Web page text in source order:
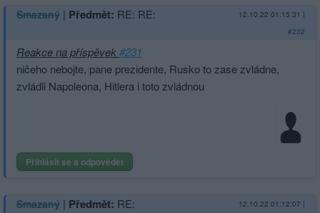
Smazaný | Předmět: RE: RE: 12.10.22 01:15:31 |
#232
Reakce na příspěvek#231
ničeho nebojte, pane prezidente, Rusko to zase zvládne,
zvládli Napoleona, Hitlera i toto zvládnou
Přihlásit se a odpovědět
Smazaný | Předmět: RE: 12.10.22 01:12:07 |